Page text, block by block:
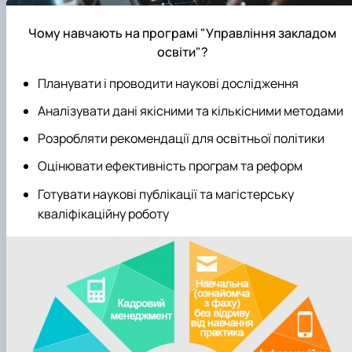
Чому навчають на програмі "Управління закладом
освіти"?
Планувати і проводити наукові дослідження
Аналізувати дані якісними та кількісними методами
Розробляти рекомендації для освітньої політики
Оцінювати ефективність програм та реформ
Готувати наукові публікації та магістерську
кваліфікаційну роботу